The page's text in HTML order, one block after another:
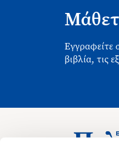
Εγγραφείτε
βιβλία, τις